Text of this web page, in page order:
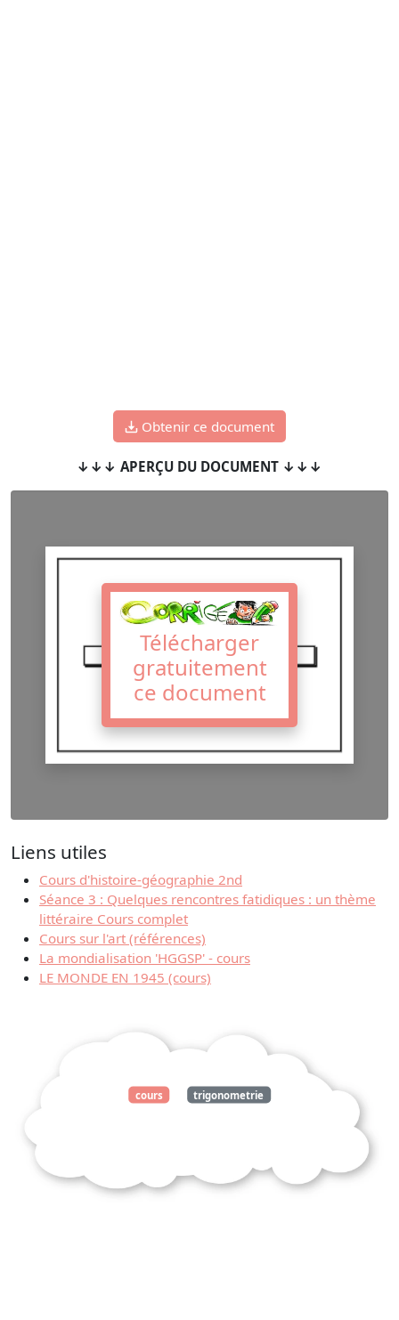
Obtenir ce document
↓↓↓ APERÇU DU DOCUMENT ↓↓↓
Télécharger
gratuitement
ce document
Liens utiles
Cours d'histoire-géographie 2nd
Séance 3 : Quelques rencontres fatidiques : un thème
littéraire Cours complet
Cours sur l'art (références)
La mondialisation 'HGGSP' - cours
LE MONDE EN 1945 (cours)
cours trigonometrie